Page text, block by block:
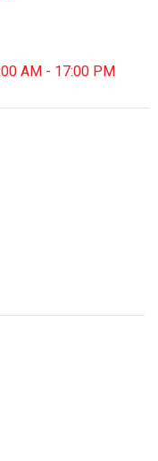
AM - 17:00 PM